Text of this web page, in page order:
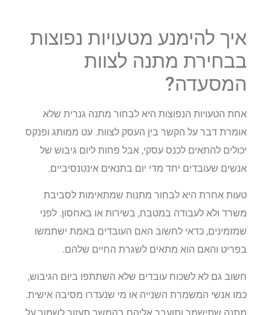
איך להימנע מטעויות נפוצות
בבחירת מתנה לצוות
המסעדה?
אחת הטעויות הנפוצות היא לבחור מתנה גנרית שלא
אומרת דבר על הקשר בין העסק לצוות. עט ממותג ופנקס
יכולים להתאים לכנס עסקי, אבל פחות ליום גיבוש של
אנשים שעובדים יחד מדי יום בתנאים אינטנסיביים.
טעות אחרת היא לבחור מתנות שמתאימות לסביבת
משרד ולא לעבודה במטבח, בשירות או באחסון. לפני
שמזמינים, כדאי לחשוב האם העובדים באמת ישתמשו
בפריט והאם הוא מתאים לשגרת החיים שלהם.
חשוב גם לא לשכוח עובדים שלא השתתפו ביום הגיבוש,
כמו אנשי המשמרת השנייה או מי שנעדרו מסיבה אישית.